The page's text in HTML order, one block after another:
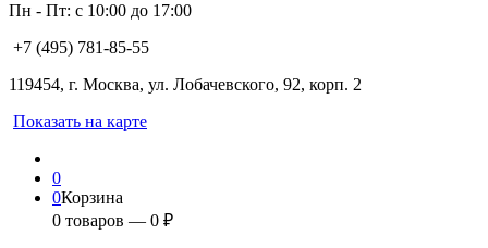
Пн - Пт: с 10:00 до 17:00
+7 (495) 781-85-55
119454, г. Москва, ул. Лобачевского, 92, корп. 2
Показать на карте
0
0Корзина
0 товаров — 0 ₽